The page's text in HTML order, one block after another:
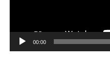
00:00